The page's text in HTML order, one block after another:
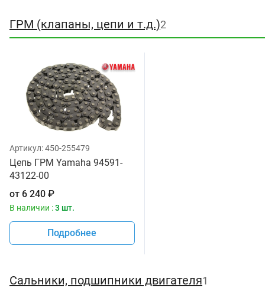
ГРМ (клапаны, цепи и т.д.)2
Артикул:450-255479
Цепь ГРМ Yamaha 94591-
43122-00
от 6 240 ₽
В наличии :3 шт.
Подробнее
Сальники, подшипники двигателя1